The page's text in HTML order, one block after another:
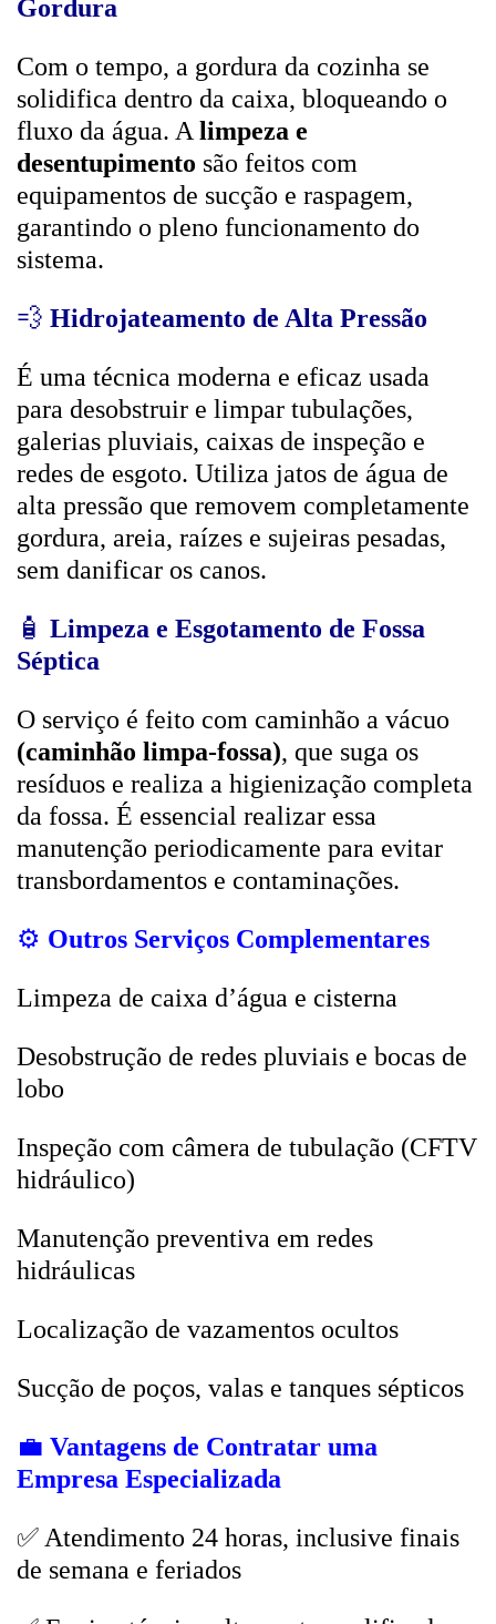
Gordura
Com o tempo, a gordura da cozinha se
solidifica dentro da caixa, bloqueando o
fluxo da água. A limpeza e
desentupimento são feitos com
equipamentos de sucção e raspagem,
garantindo o pleno funcionamento do
sistema.
💨 Hidrojateamento de Alta Pressão
É uma técnica moderna e eficaz usada
para desobstruir e limpar tubulações,
galerias pluviais, caixas de inspeção e
redes de esgoto. Utiliza jatos de água de
alta pressão que removem completamente
gordura, areia, raízes e sujeiras pesadas,
sem danificar os canos.
🧴 Limpeza e Esgotamento de Fossa
Séptica
O serviço é feito com caminhão a vácuo
(caminhão limpa-fossa), que suga os
resíduos e realiza a higienização completa
da fossa. É essencial realizar essa
manutenção periodicamente para evitar
transbordamentos e contaminações.
⚙️ Outros Serviços Complementares
Limpeza de caixa d’água e cisterna
Desobstrução de redes pluviais e bocas de
lobo
Inspeção com câmera de tubulação (CFTV
hidráulico)
Manutenção preventiva em redes
hidráulicas
Localização de vazamentos ocultos
Sucção de poços, valas e tanques sépticos
💼 Vantagens de Contratar uma
Empresa Especializada
✅ Atendimento 24 horas, inclusive finais
de semana e feriados